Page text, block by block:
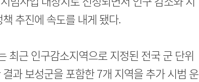
추진에 속도를 내게 됐다.
최근 인구감소지역으로 지정된 전국 군 단위
과 보성군을 포함한 7개 지역을 추가 시범 운